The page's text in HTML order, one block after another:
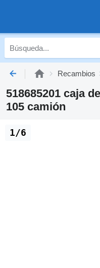
Recambios
518685201 caja
105 camión
1/6